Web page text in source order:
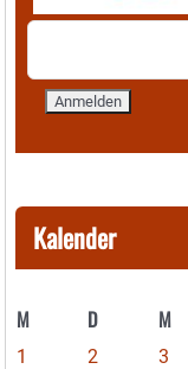
Kalender
M D M
1 2 3